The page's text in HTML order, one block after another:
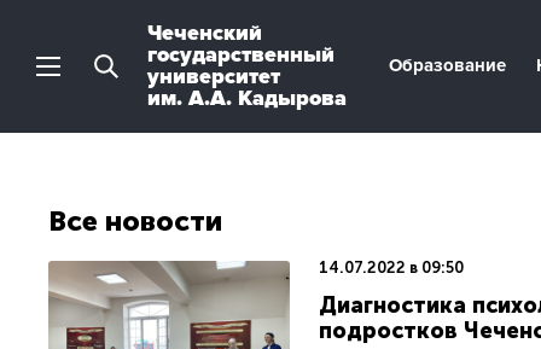
Чеченский
государственный
университет
им. А.А. Кадырова
Образование
Все новости
14.07.2022 в 09:50
Диагностика
подростков